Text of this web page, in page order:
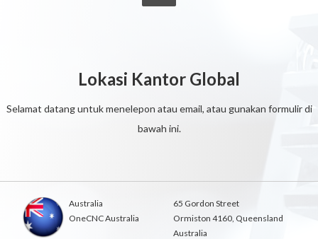
Lokasi Kantor Global
Selamat datang untuk menelepon atau email, atau gunakan formulir di
bawah ini.
Australia
OneCNC Australia
65 Gordon Street
Ormiston 4160, Queensland
Australia